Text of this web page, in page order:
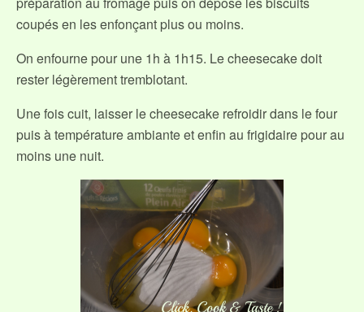
coupés en les enfonçant plus ou moins.
On enfourne pour une 1h à 1h15. Le cheesecake doit
rester légèrement tremblotant.
Une fois cuit, laisser le cheesecake refroidir dans le four
puis à température ambiante et enfin au frigidaire pour au
moins une nuit.